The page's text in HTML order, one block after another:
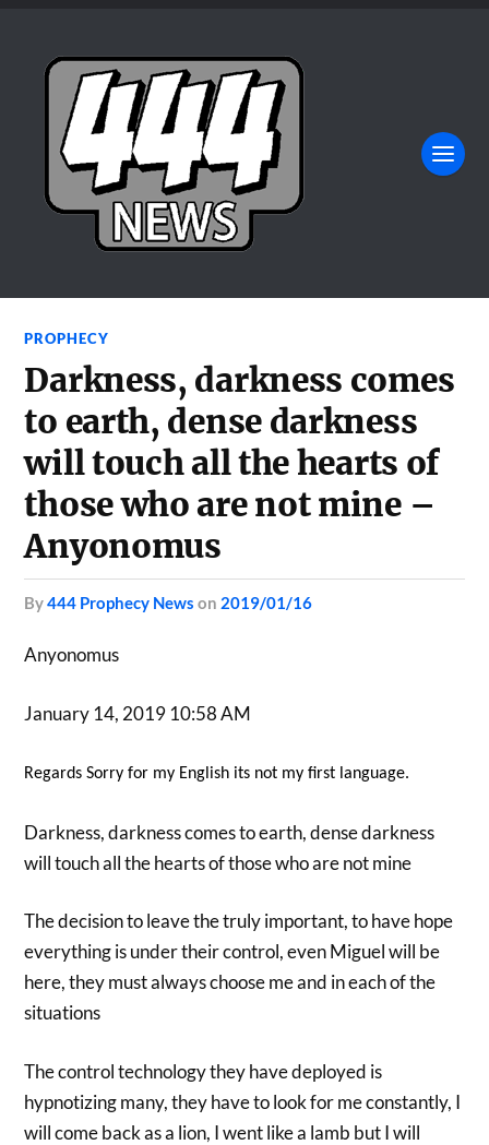
PROPHECY
Darkness, darkness comes
to earth, dense darkness
will touch all the hearts of
those who are not mine –
Anyonomus
by444 Prophecy News on 2019/01/16
Anyonomus
January 14, 2019 10:58 AM
Regards Sorry for my English its not my first language.
Darkness, darkness comes to earth, dense darkness
will touch all the hearts of those who are not mine
The decision to leave the truly important, to have hope
everything is under their control, even Miguel will be
here, they must always choose me and in each of the
situations
The control technology they have deployed is
hypnotizing many, they have to look for me constantly, I
will come back as a lion, I went like a lamb but I will